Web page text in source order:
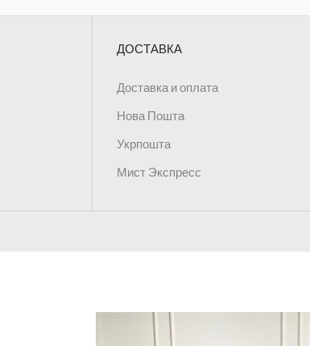
ДОСТАВКА
Доставка и оплата
Нова Пошта
Укрпошта
Мист Экспресс